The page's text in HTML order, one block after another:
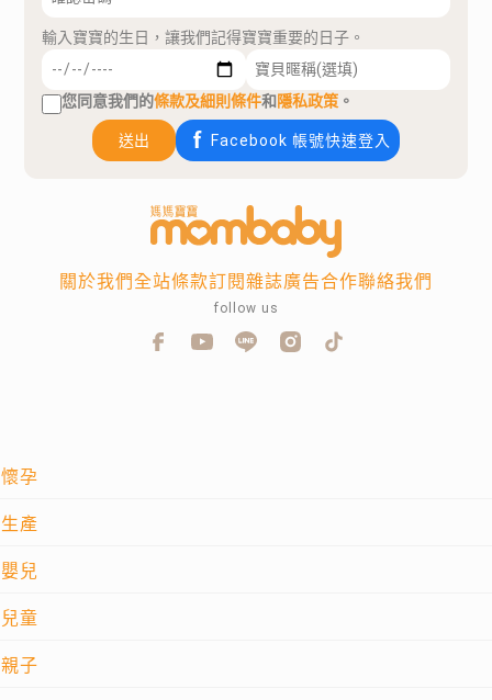
輸入寶寶的生日，讓我們記得寶寶重要的日子。
您同意我們的條款及細則條件和隱私政策 。
送出 Facebook 帳號快速登入
懷孕
生產
嬰兒
兒童
親子
關於我們全站條款訂閱雜誌廣告合作聯絡我們
follow us